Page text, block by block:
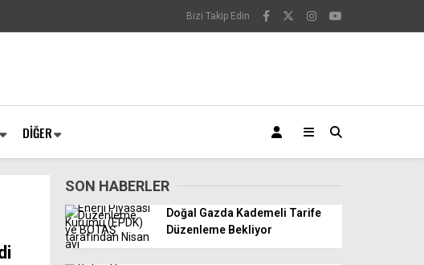
Bizi Takip Edin
DİĞER
SON HABERLER
Doğal Gazda Kademeli Tarife
Düzenleme Bekliyor